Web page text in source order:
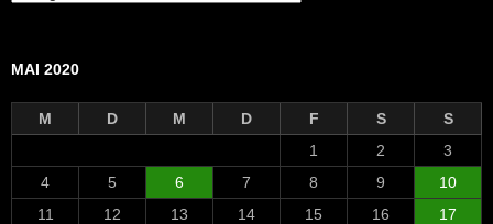
MAI 2020
M D M D F S
S
1
2
3
4
5 6 7 8 9
10
11
12 13 14 15 16
17